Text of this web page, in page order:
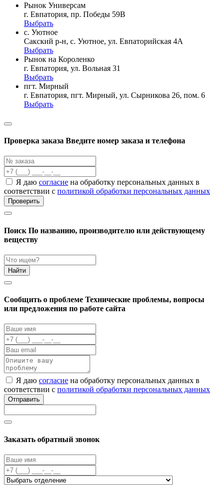
Рынок Универсам
г. Евпатория, пр. Победы 59В
Выбрать
с. Уютное
Сакский р-н, с. Уютное, ул. Евпаторийская 4А
Выбрать
Рынок на Короленко
г. Евпатория, ул. Вольная 31
Выбрать
пгт. Мирный
г. Евпатория, пгт. Мирный, ул. Сырникова 26, пом. 6
Выбрать
Проверка заказа Введите номер заказа и телефона
Я даю согласие на обработку персональных данных в
соответствии с политикой обработки персональных данных
Проверить
Поиск По названию, производителю или действующему
веществу
Найти
Cообщить о проблеме Технические проблемы, вопросы
или предложения по работе сайта
Я даю согласие на обработку персональных данных в
соответствии с политикой обработки персональных данных
Отправить
Заказать обратный звонок